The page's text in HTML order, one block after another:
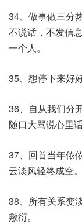
34、做事做三分
不说话，不发信
一个人。
35、想停下来好
36、自从我们分
随口大骂说心里
37、回首当年侬
云淡风轻终成空。
38、所有关系变
敷衍。